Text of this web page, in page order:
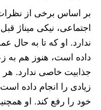
بر اساس برخی از
اجتماعی، نیکی میناژ
ندارد. او که تا به حال
داده است، هنوز هم به
جذابیت خاصی ندارد. هر
زیادی را انجام داده
خود را رفع کند. او